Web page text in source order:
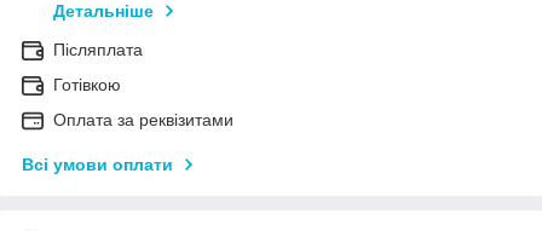
Детальніше
Післяплата
Готівкою
Оплата за реквізитами
Всі умови оплати